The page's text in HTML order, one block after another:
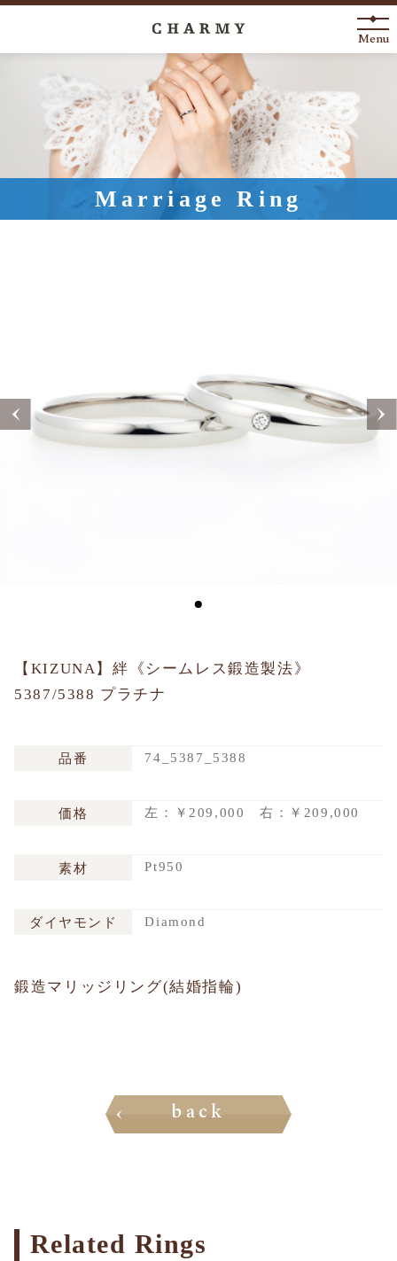
New Arrival
About
Engagement Ring
Marriage Ring
Sustainability Voice Catalog Contact
Menu
Marriage Ring
【KIZUNA】絆《シームレス鍛造製法》
5387/5388 プラチナ
品番 74_5387_5388
価格 左：￥209,000 右：￥209,000
素材 Pt950
ダイヤモンド Diamond
鍛造マリッジリング(結婚指輪)
back
Related Rings